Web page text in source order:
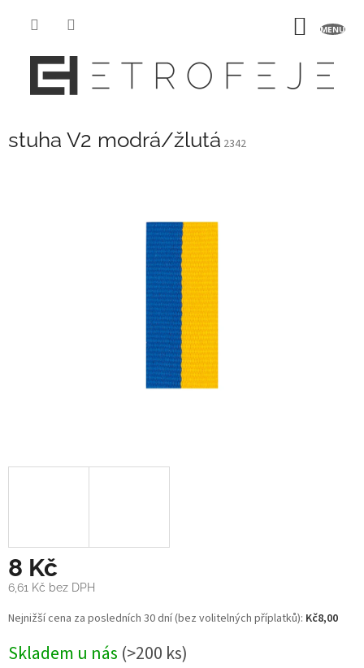
stuha V2 modrá/žlutá 2342
8 Kč
6,61 Kč bez DPH
Měrná
cena:
Nejnižší cena za posledních 30 dní (bez volitelných příplatků): Kč8,00
Skladem u nás (>200 ks)